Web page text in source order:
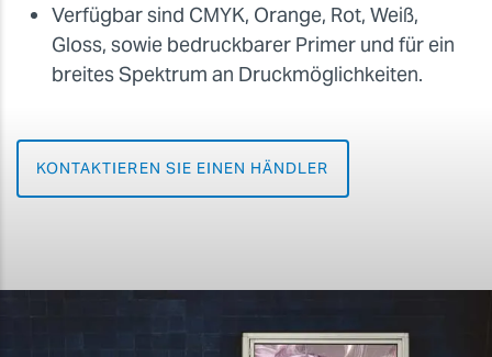
Verfügbar sind CMYK, Orange, Rot, Weiß,
Gloss, sowie bedruckbarer Primer und für ein
breites Spektrum an Druckmöglichkeiten.
KONTAKTIEREN SIE EINEN HÄNDLER